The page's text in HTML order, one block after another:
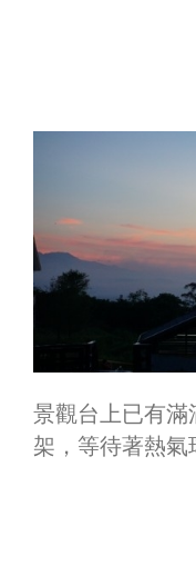
景觀台上已有滿
架，等待著熱氣